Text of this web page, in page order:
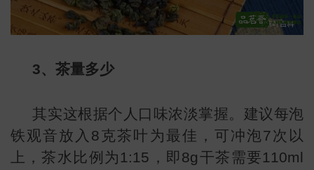
3、茶量多少
其实这根据个人口味浓淡掌握。建议每泡
铁观音放入8克茶叶为最佳，可冲泡7次以
上，茶水比例为1:15，即8g干茶需要110ml